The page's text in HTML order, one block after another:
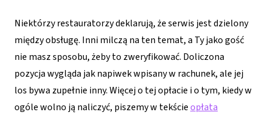
Niektórzy restauratorzy deklarują, że serwis jest dzielony
między obsługę. Inni milczą na ten temat, a Ty jako gość
nie masz sposobu, żeby to zweryfikować. Doliczona
pozycja wygląda jak napiwek wpisany w rachunek, ale jej
los bywa zupełnie inny. Więcej o tej opłacie i o tym, kiedy w
ogóle wolno ją naliczyć, piszemy w tekścieopłata